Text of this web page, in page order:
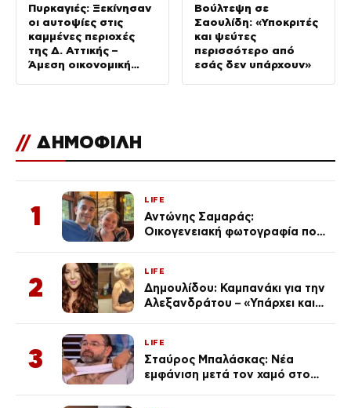
Πυρκαγιές: Ξεκίνησαν
οι αυτοψίες στις
καμμένες περιοχές
της Δ. Αττικής –
Άμεση οικονομική
Βούλτεψη σε
Σαουλίδη: «Υποκριτές
και ψεύτες
περισσότερο από
εσάς δεν υπάρχουν»
// ΔΗΜΟΦΙΛΗ
1
LIFE
Αντώνης Σαμαράς:
Οικογενειακή φωτογραφία που
Λένας
2
LIFE
Δημουλίδου: Καμπανάκι για την
Αλεξανδράτου – «Υπάρχει και
3
LIFE
Σταύρος Μπαλάσκας: Νέα
εμφάνιση μετά τον χαμό στο